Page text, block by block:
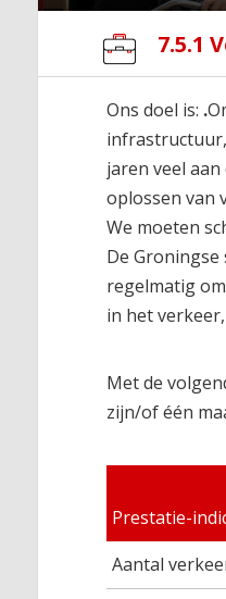
7.5.1
Ons doel is: .
jaren veel
oplossen van
We moeten
De
regelmatig
in het
Met de
zijn/of één
Prestatie-
Aantal